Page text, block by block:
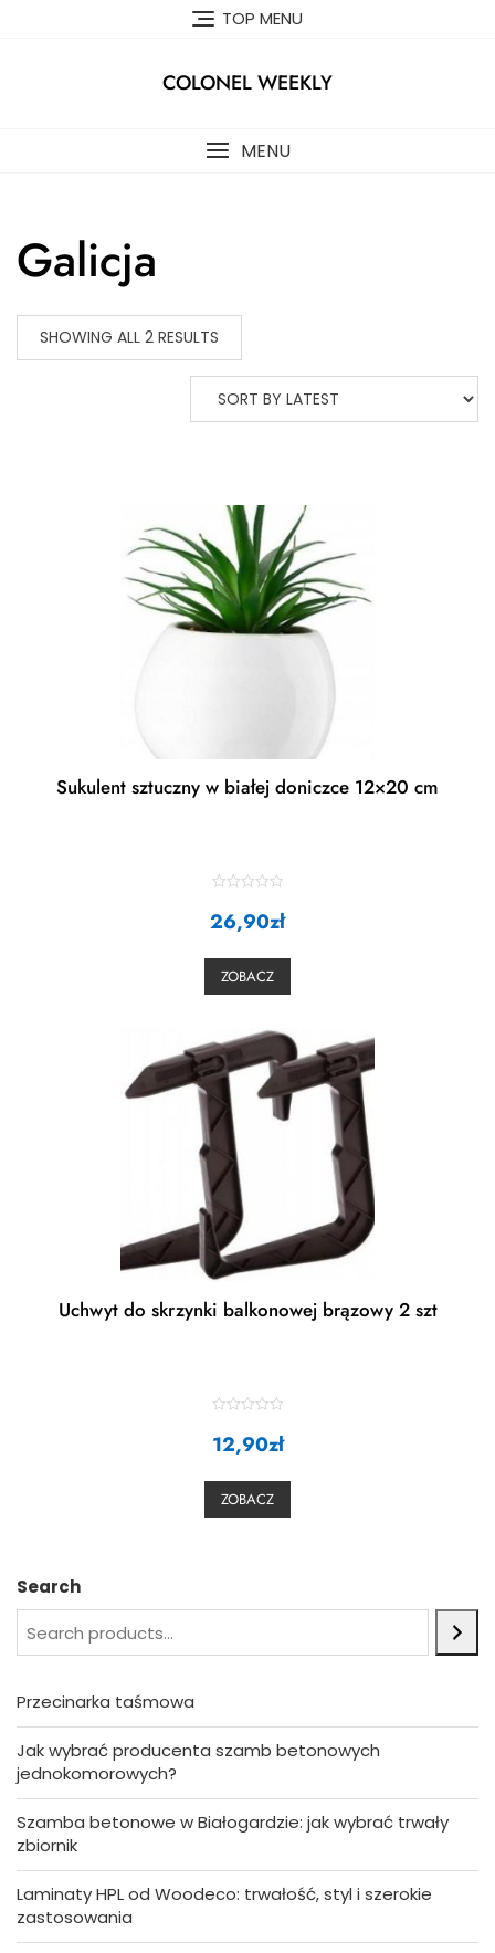
TOP MENU
COLONEL WEEKLY
MENU
Galicja
SHOWING ALL 2 RESULTS
Sukulent sztuczny w białej doniczce 12×20 cm
a
t
u
5
26,90zł
ZOBACZ
Uchwyt do skrzynki balkonowej brązowy 2 szt
a
u
12,90zł
ZOBACZ
Search
Przecinarka taśmowa
Jak wybrać producenta szamb betonowych
jednokomorowych?
Szamba betonowe w Białogardzie: jak wybrać trwały
zbiornik
Laminaty HPL od Woodeco: trwałość, styl i szerokie
zastosowania